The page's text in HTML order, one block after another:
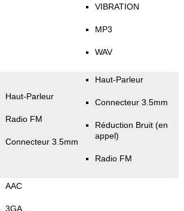
VIBRATION
MP3
WAV
Haut-Parleur
Radio FM
Connecteur 3.5mm
Haut-Parleur
Connecteur 3.5mm
Réduction Bruit (en
appel)
Radio FM
AAC
3GA